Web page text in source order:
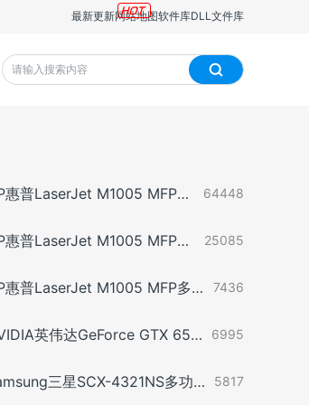
最新更新网站地图软件库DLL文件库
HP惠普LaserJet M1005 MFP多功能一体机即插即用驱动20070326版For Win7 64448
HP惠普LaserJet M1005 MFP多功能一体机驱动20060913版For Win2000/XP 25085
HP惠普LaserJet M1005 MFP多功能一体机即插即用驱动20070326版For Vista 7436
NVIDIA英伟达GeForce GTX 650显卡驱动For Win10-64 6995
Samsung三星SCX-4321NS多功能一体机打印驱动3.11.60.00:04版For WinXP-32/WinXP-64/Vista-32/Vista-64/Win7-32/Win7-64（2012年8月30日发布） 5817